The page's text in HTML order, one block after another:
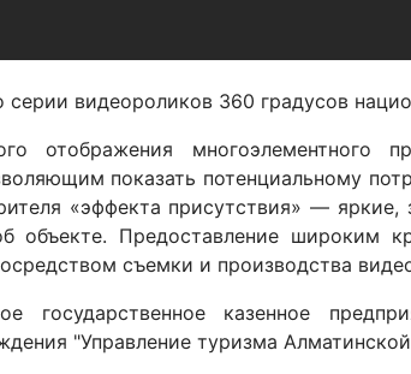
видеороликов 360 градусов
отображения многоэлементного
показать потенциальному
«эффекта присутствия» —
объекте. Предоставление широким
съемки и производства
государственное казенное
"Управление туризма